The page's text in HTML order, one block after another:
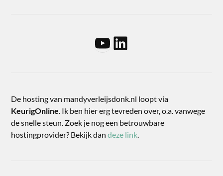
De hosting van mandyverleijsdonk.nl loopt via
KeurigOnline . Ik ben hier erg tevreden over, o.a. vanwege
de snelle steun. Zoek je nog een betrouwbare
hostingprovider? Bekijk dandeze link